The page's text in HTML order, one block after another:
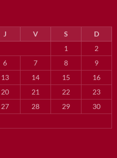
J V S
D
1
2
6 7 8
9
13 14 15
16
20 21 22
23
27 28 29
30